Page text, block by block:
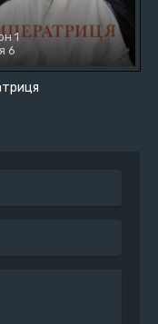
1
6